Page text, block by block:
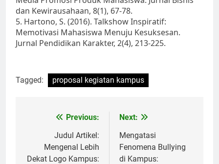
dan Kewirausahaan, 8(1), 67-78.
5. Hartono, S. (2016). Talkshow Inspiratif:
Memotivasi Mahasiswa Menuju Kesuksesan.
Jurnal Pendidikan Karakter, 2(4), 213-225.
Tagged: proposal kegiatan kampus
navigation
Previous:
Judul Artikel:
Mengenal Lebih
Dekat Logo Kampus:
Next:
Mengatasi
Fenomena Bullying
di Kampus: